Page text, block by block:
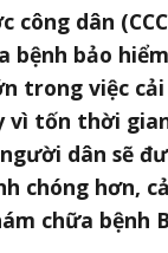
công dân
bệnh bảo
trong việc
vì tốn thời
dân sẽ
chóng hơn,
chữa bệnh